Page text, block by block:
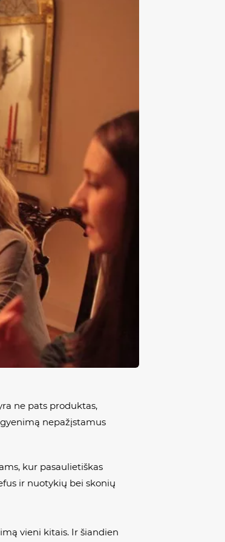
ne pats produktas,
nepažįstamus
kur pasaulietiškas
ir nuotykių bei skonių
vieni kitais. Ir šiandien